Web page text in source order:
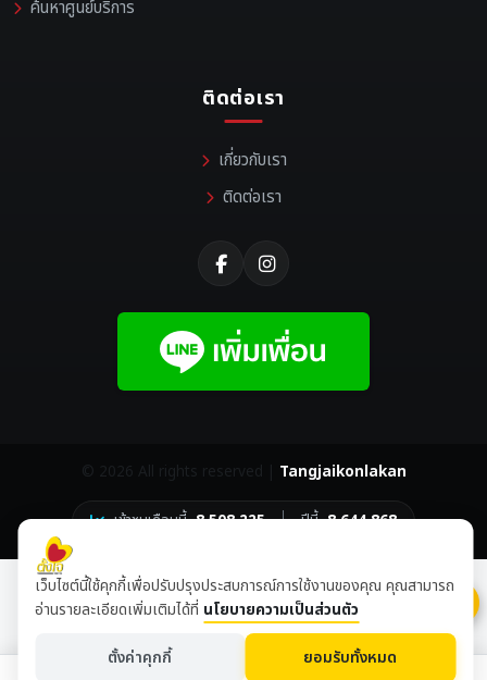
ค้นหาศูนย์บริการ
ติดต่อเรา
เกี่ยวกับเรา
ติดต่อเรา
เข้าชมเดือนนี้ 8,508,225 ปีนี้ 8,644,868
© 2026 All rights reserved | Tangjaikonlakan
เว็บไซต์นี้ใช้คุกกี้เพื่อปรับปรุงประสบการณ์การใช้งานของคุณ คุณสามารถ
อ่านรายละเอียดเพิ่มเติมได้ที่ นโยบายความเป็นส่วนตัว
ตั้งค่าคุกกี้ ยอมรับทั้งหมด